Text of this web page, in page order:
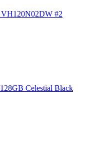
VH120N02DW #2
Celestial Black